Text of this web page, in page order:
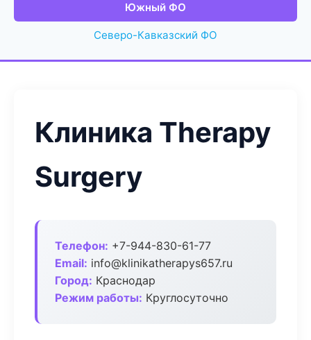
Южный ФО
Северо-Кавказский ФО
Клиника Therapy
Surgery
Телефон: +7-944-830-61-77
Email: info@klinikatherapys657.ru
Город: Краснодар
Режим работы: Круглосуточно